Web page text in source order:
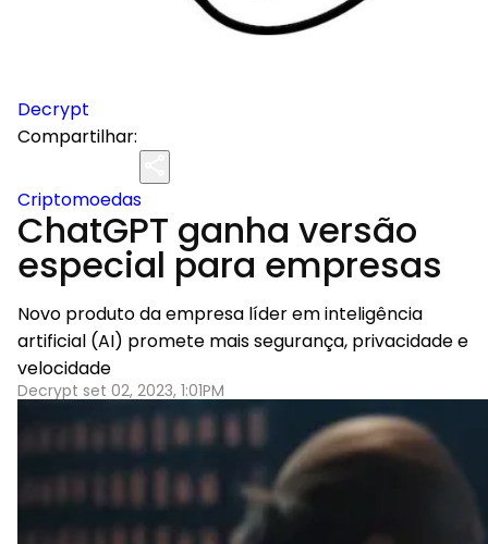
Decrypt
Compartilhar:
Criptomoedas
ChatGPT ganha versão
especial para empresas
Novo produto da empresa líder em inteligência
artificial (AI) promete mais segurança, privacidade e
velocidade
Decrypt set 02, 2023, 1:01PM